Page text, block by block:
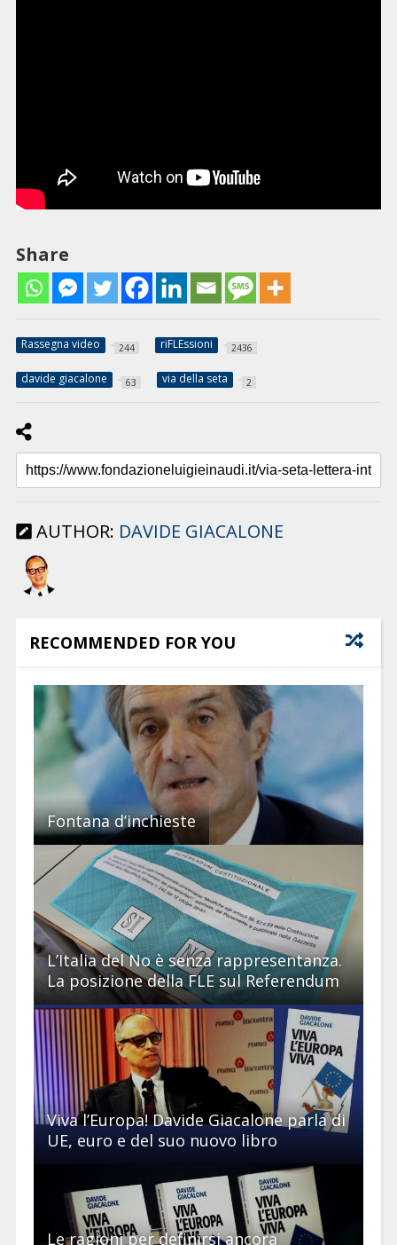
Share
Rassegna video 244 riFLEssioni 2436
davide giacalone 63 via della seta 2
AUTHOR: DAVIDE GIACALONE
RECOMMENDED FOR YOU
Fontana d’inchieste
L’Italia del No è senza rappresentanza.
La posizione della FLE sul Referendum
Viva l’Europa! Davide Giacalone parla di
UE, euro e del suo nuovo libro
Le ragioni per definirsi ancora